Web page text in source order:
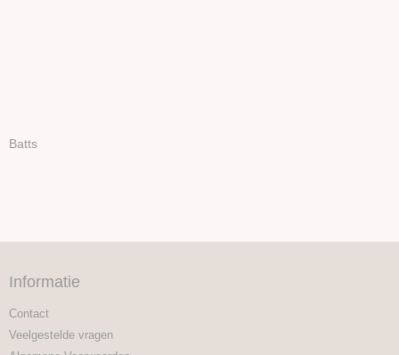
Batts
Informatie
Contact
Veelgestelde vragen